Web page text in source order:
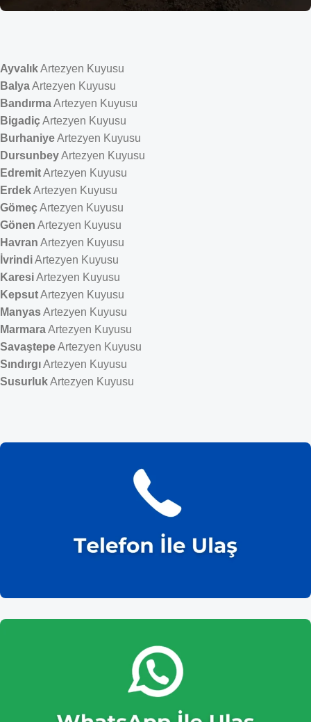
AyvalıkArtezyen Kuyusu
BalyaArtezyen Kuyusu
BandırmaArtezyen Kuyusu
BigadiçArtezyen Kuyusu
BurhaniyeArtezyen Kuyusu
DursunbeyArtezyen Kuyusu
EdremitArtezyen Kuyusu
ErdekArtezyen Kuyusu
GömeçArtezyen Kuyusu
Gönen Artezyen Kuyusu
Havran Artezyen Kuyusu
İvrindiArtezyen Kuyusu
KaresiArtezyen Kuyusu
KepsutArtezyen Kuyusu
ManyasArtezyen Kuyusu
MarmaraArtezyen Kuyusu
SavaştepeArtezyen Kuyusu
SındırgıArtezyen Kuyusu
SusurlukArtezyen Kuyusu